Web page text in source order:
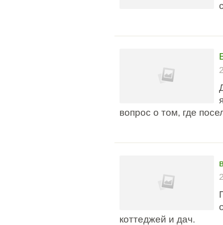
вопрос о том, где
коттеджей и дач.